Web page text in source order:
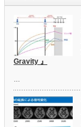
Gravity 』